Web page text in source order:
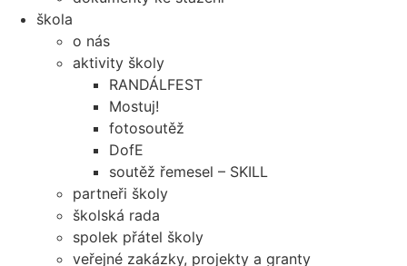
škola
o nás
aktivity školy
RANDÁLFEST
Mostuj!
fotosoutěž
DofE
soutěž řemesel – SKILL
partneři školy
školská rada
spolek přátel školy
veřejné zakázky, projekty a granty